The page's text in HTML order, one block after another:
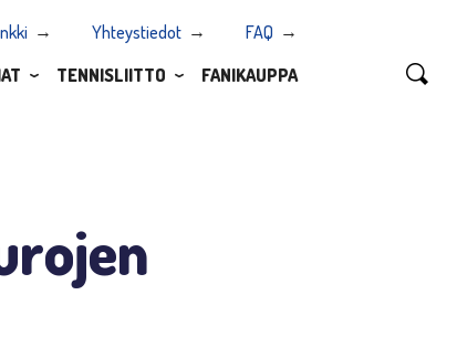
Yhteystiedot
FAQ
TENNISLIITTO FANIKAUPPA